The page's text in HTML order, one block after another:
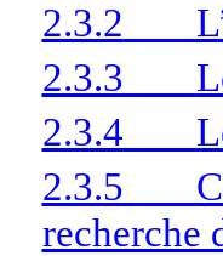
2.3.2
2.3.3
2.3.4
2.3.5
recherche